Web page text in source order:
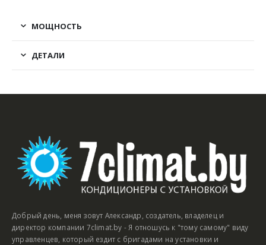
МОЩНОСТЬ
ДЕТАЛИ
Добрый день, меня зовут Александр, создатель, владелец и
директор компании 7climat.by - Я отношусь к "тому самому" виду
управленцев, который ездит с бригадами на установки и